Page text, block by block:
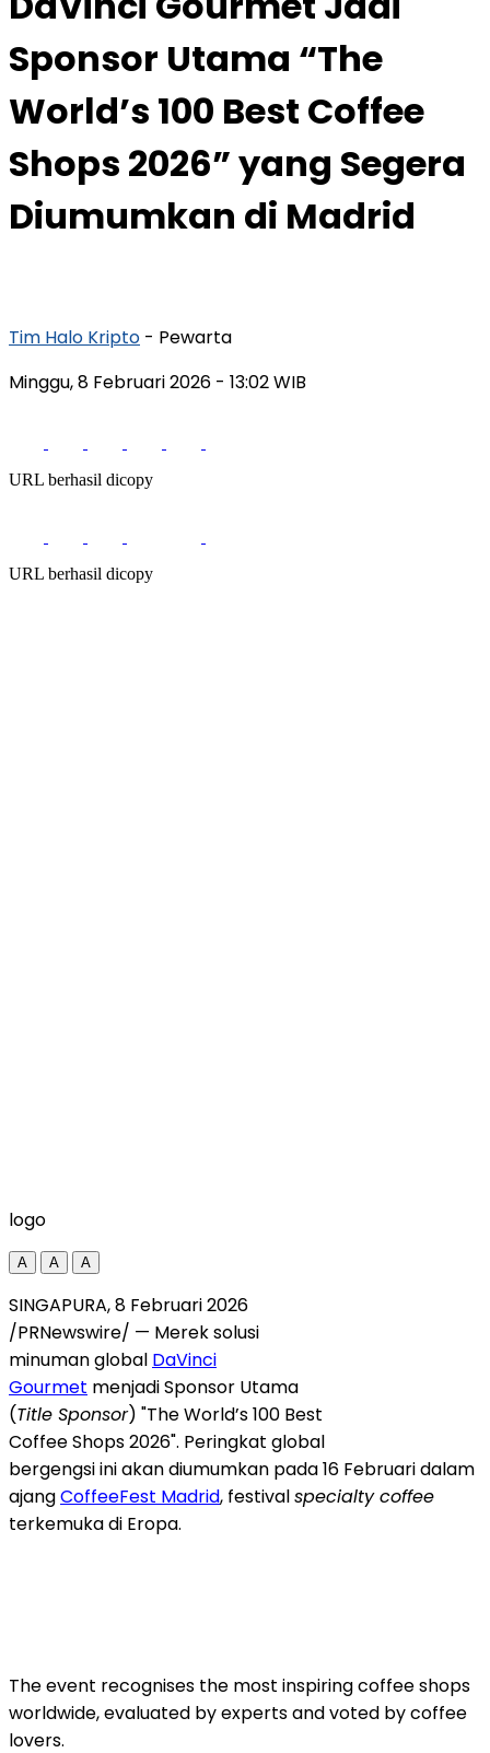
Sponsor Utama “The
World’s 100 Best Coffee
Shops 2026” yang Segera
Diumumkan di Madrid
Tim Halo Kripto - Pewarta
Minggu, 8 Februari 2026 - 13:02 WIB
URL berhasil dicopy
URL berhasil dicopy
logo
A A A
SINGAPURA, 8 Februari 2026
/PRNewswire/ — Merek solusi
minuman global DaVinci
Gourmet menjadi Sponsor Utama
(Title Sponsor) "The World’s 100 Best
Coffee Shops 2026". Peringkat global
bergengsi ini akan diumumkan pada 16 Februari dalam
ajangCoffeeFest Madrid, festivalspecialty coffee
terkemuka di Eropa.
The event recognises the most inspiring coffee shops
worldwide, evaluated by experts and voted by coffee
lovers.